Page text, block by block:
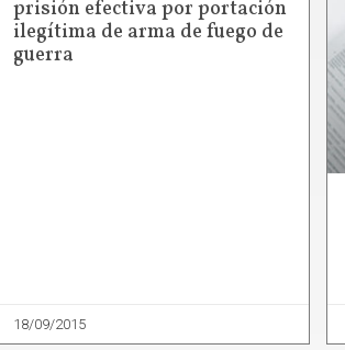
prisión efectiva por portación
ilegítima de arma de fuego de
guerra
18/09/2015